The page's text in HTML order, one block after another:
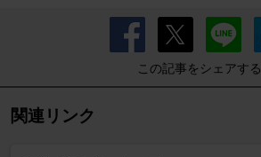
この記事をシェアする
関連リンク